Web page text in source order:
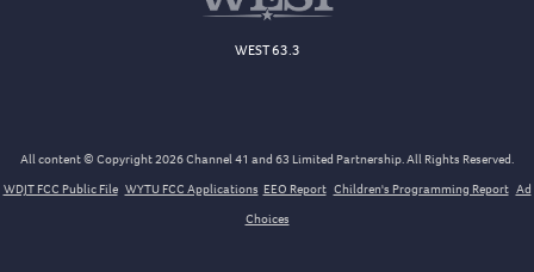
WEST 63.3
All content © Copyright 2026 Channel 41 and 63 Limited Partnership. All Rights Reserved.
WDJT FCC Public File WYTU FCC Applications EEO Report Children's Programming Report Ad
Choices